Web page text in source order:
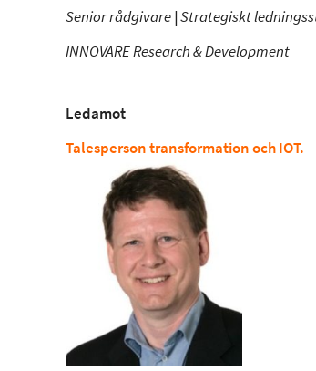
Senior rådgivare | Strategiskt
INNOVARE Research & Development
Ledamot
Talesperson transformation och IOT.